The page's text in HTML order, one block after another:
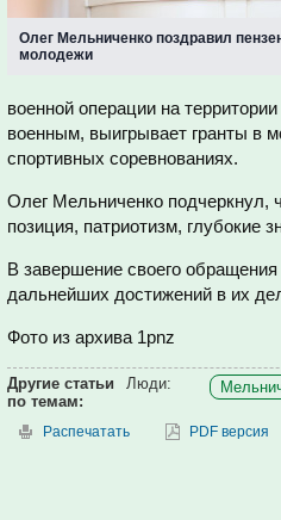
Олег Мельниченко поздравил
молодежи
военной операции на
военным, выигрывает гранты в
спортивных соревнованиях.
Олег Мельниченко подчеркнул,
позиция, патриотизм, глубокие
В завершение своего
дальнейших достижений в их
Фото из архива 1pnz
Другие статьи
по темам:
Люди:
Распечатать PDF версия